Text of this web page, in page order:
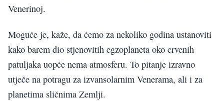
Venerinoj.
Moguće je, kaže, da ćemo za nekoliko godina ustanoviti
kako barem dio stjenovitih egzoplaneta oko crvenih
patuljaka uopće nema atmosferu. To pitanje izravno
utječe na potragu za izvansolarnim Venerama, ali i za
planetima sličnima Zemlji.